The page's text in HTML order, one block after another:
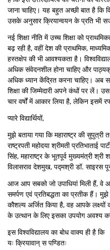
जाना चाहिए। यह बहुत अच्छी बात है कि
उसके अनुसार क्रियान्वयन के प्रति भी
नई शिक्षा नीति में उच्च शिक्षा को
बढ़ रही है, वहीं देश की प्राथमिक,
हस्तक्षेप की भी आवश्यकता है।
अधिक संवेदनशील होना चाहिए और
अधिक ध्यान केंद्रित करना चाहिए।
शिक्षा की जिम्मेदारी अपने कंधों पर लें।
चार वर्षों में आकार लिया है, लेकिन इसमें
प्यारे विद्यार्थियों,
मुझे बताया गया कि महाराष्ट्र की सुपुत्री
राष्ट्रपती महोदया श्रीमती प्रतिभाताई
सिंह, महाराष्ट्र के भूतपूर्व मुख्यमंत्री श्री
विलासराव देशमुख, पद्मश्री डॉ. साइरस
आज आप सबको जो उपाधियां मिली हैं, वे
समर्पण एवं प्रतिबद्धता का प्रतीक हैं।
कौशल्य अर्जित किया है, वह आपके लक्ष्यों
के उत्थान के लिए इसका उपयोग अवश्य
इस विश्वविद्यालय का बोध वाक्य ही है कि
यः क्रियावान् स पण्डितः